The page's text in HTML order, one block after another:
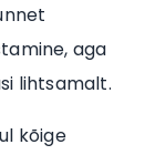
aga
lihtsamalt.
kõige